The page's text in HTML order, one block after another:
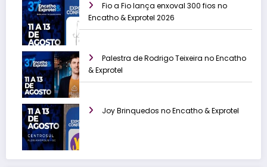
Fio a Fio lança enxoval 300 fios no
Encatho & Exprotel 2026
Palestra de Rodrigo Teixeira no Encatho
& Exprotel
Joy Brinquedos no Encatho & Exprotel